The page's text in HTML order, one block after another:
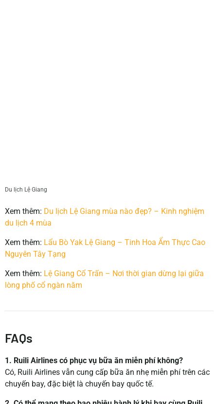
Du lịch Lệ Giang
Xem thêm: Du lịch Lệ Giang mùa nào đẹp? – Kinh nghiệm
du lịch 4 mùa
Xem thêm: Lẩu Bò Yak Lệ Giang – Tinh Hoa Ẩm Thực Cao
Nguyên Tây Tạng
Xem thêm: Lệ Giang Cổ Trấn – Nơi thời gian dừng lại giữa
lòng phố cổ ngàn năm
FAQs
1. Ruili Airlines có phục vụ bữa ăn miễn phí không?
Có, Ruili Airlines vẫn cung cấp bữa ăn nhẹ miễn phí trên các
chuyến bay, đặc biệt là chuyến bay quốc tế.